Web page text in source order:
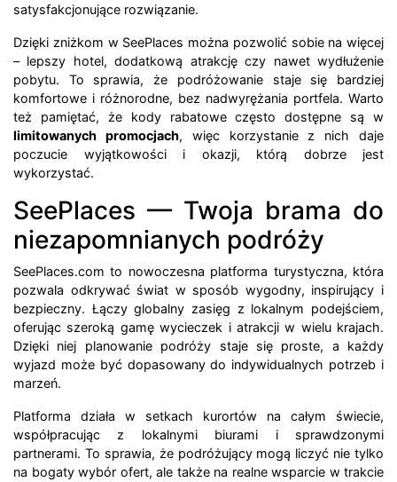
satysfakcjonujące rozwiązanie.
Dzięki zniżkom w SeePlaces można pozwolić sobie na więcej
– lepszy hotel, dodatkową atrakcję czy nawet wydłużenie
pobytu. To sprawia, że podróżowanie staje się bardziej
komfortowe i różnorodne, bez nadwyrężania portfela. Warto
też pamiętać, że kody rabatowe często dostępne są w
limitowanych promocjach, więc korzystanie z nich daje
poczucie wyjątkowości i okazji, którą dobrze jest
wykorzystać.
SeePlaces — Twoja brama do
niezapomnianych podróży
SeePlaces.com to nowoczesna platforma turystyczna, która
pozwala odkrywać świat w sposób wygodny, inspirujący i
bezpieczny. Łączy globalny zasięg z lokalnym podejściem,
oferując szeroką gamę wycieczek i atrakcji w wielu krajach.
Dzięki niej planowanie podróży staje się proste, a każdy
wyjazd może być dopasowany do indywidualnych potrzeb i
marzeń.
Platforma działa w setkach kurortów na całym świecie,
współpracując z lokalnymi biurami i sprawdzonymi
partnerami. To sprawia, że podróżujący mogą liczyć nie tylko
na bogaty wybór ofert, ale także na realne wsparcie w trakcie